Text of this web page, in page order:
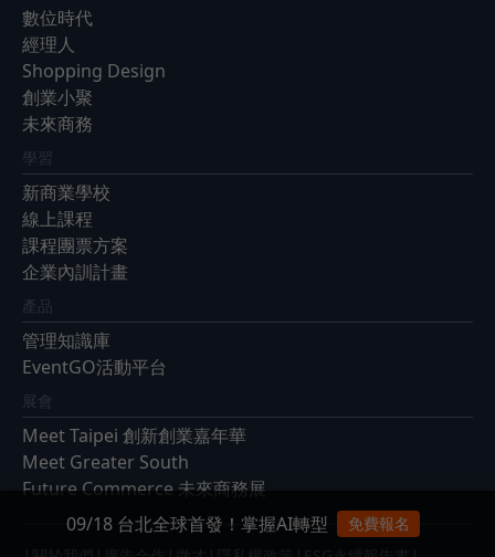
數位時代
經理人
Shopping Design
創業小聚
未來商務
學習
新商業學校
線上課程
課程團票方案
企業內訓計畫
產品
管理知識庫
EventGO活動平台
展會
Meet Taipei 創新創業嘉年華
Meet Greater South
Future Commerce 未來商務展
09/18 台北全球首發！掌握AI轉型 免費報名